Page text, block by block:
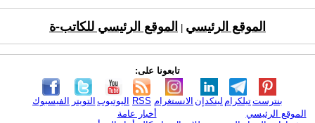
الموقع الرئيسي الموقع الرئيسي للكاتب-ة
تابعونا على:
الفيسبوك التويتر اليوتيوب RSS الانستغرام لينكدإن تيلكرامبنترست
الموقع الرئيسي
أخبار عامة